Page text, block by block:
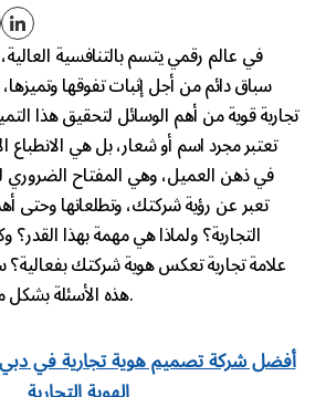
في عالم رقمي يتسم بالتنافسية
سباق دائم من أجل إثبات تفوقها
تجارية قوية من أهم الوسائل لتحقيق هذا
تعتبر مجرد اسم أو شعار، بل هي الانطباع
في ذهن العميل، وهي المفتاح الضروري
تعبر عن رؤية شركتك، وتطلعاتها وحتى
التجارية؟ ولماذا هي مهمة بهذا
علامة تجارية تعكس هوية شركتك
هذه الأسئلة بشكل مفصل في هذا المقال.
الهوية التجارية